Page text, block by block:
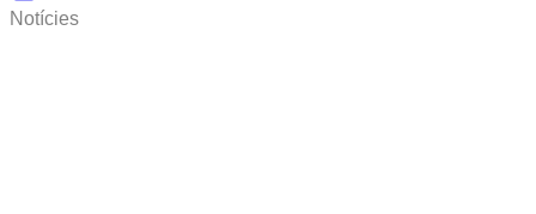
Notícies